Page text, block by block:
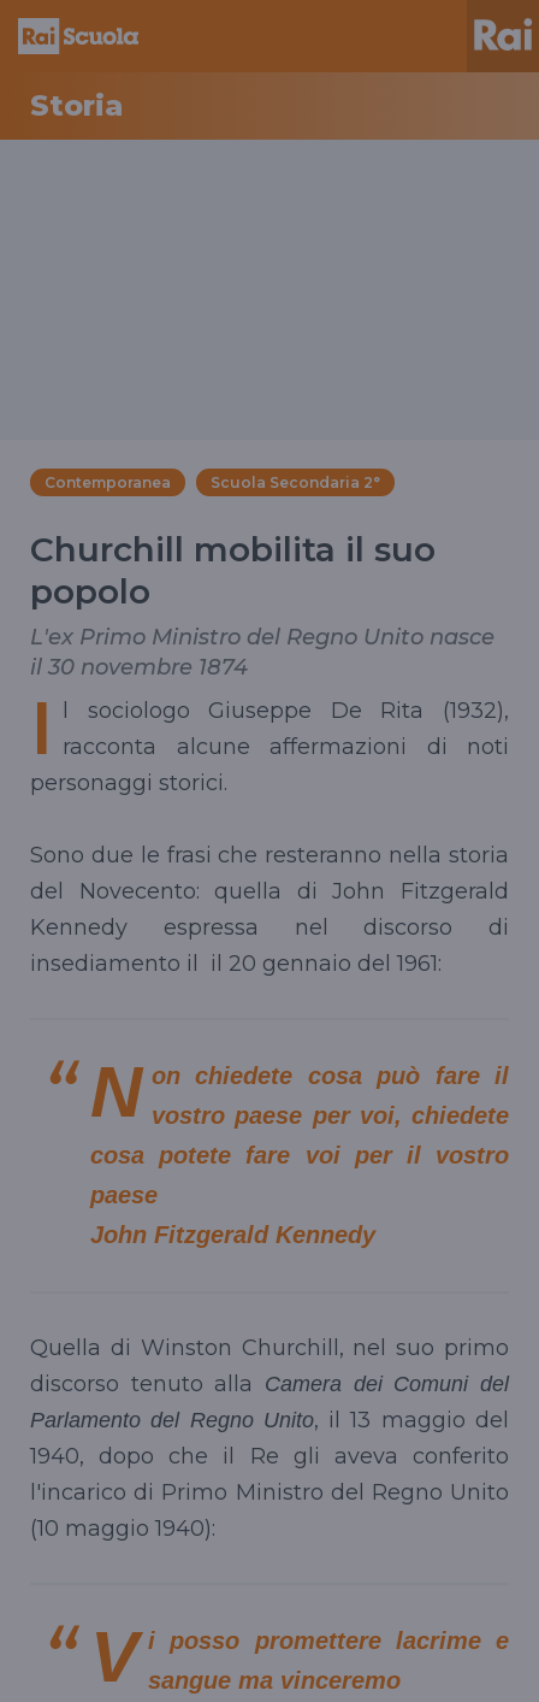
Storia
Contemporanea Scuola Secondaria 2°
Churchill mobilita il suo
popolo
L'ex Primo Ministro del Regno Unito nasce
il 30 novembre 1874
I
l sociologo Giuseppe De Rita (1932),
racconta alcune affermazioni di noti
personaggi storici.
Sono due le frasi che resteranno nella storia
del Novecento: quella di John Fitzgerald
Kennedy espressa nel discorso di
insediamento il il 20 gennaio del 1961:
N on chiedete cosa può fare il
vostro paese per voi, chiedete
cosa potete fare voi per il vostro
paese
John Fitzgerald Kennedy
Quella di Winston Churchill, nel suo primo
discorso tenuto alla Camera dei Comuni del
Parlamento del Regno Unito, il 13 maggio del
1940, dopo che il Re gli aveva conferito
l'incarico di Primo Ministro del Regno Unito
(10 maggio 1940):
V i posso promettere lacrime e
sangue ma vinceremo